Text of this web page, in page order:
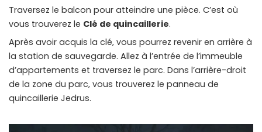
Traversez le balcon pour atteindre une pièce. C’est où
vous trouverez le Clé de quincaillerie.
Après avoir acquis la clé, vous pourrez revenir en arrière à
la station de sauvegarde. Allez à l’entrée de l’immeuble
d’appartements et traversez le parc. Dans l’arrière-droit
de la zone du parc, vous trouverez le panneau de
quincaillerie Jedrus.